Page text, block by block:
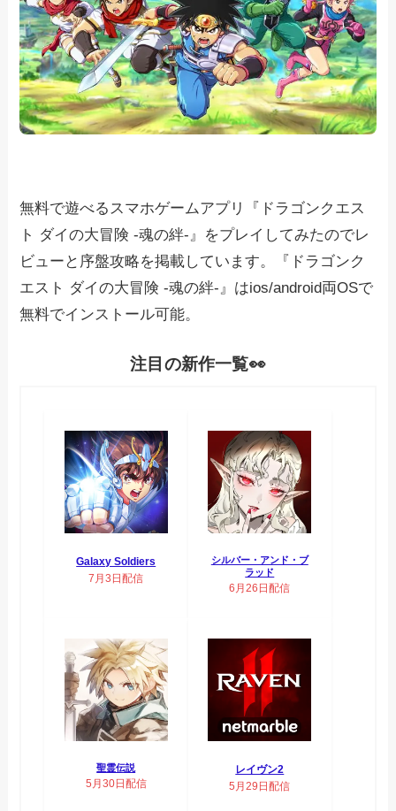
無料で遊べるスマホゲームアプリ『ドラゴンクエス
ト ダイの大冒険 -魂の絆-』をプレイしてみたのでレ
ビューと序盤攻略を掲載しています。『ドラゴンク
エスト ダイの大冒険 -魂の絆-』はios/android両OSで
無料でインストール可能。
注目の新作一覧👀
Galaxy Soldiers
7月3日配信
シルバー・アンド・ブ
ラッド
6月26日配信
聖霊伝説
5月30日配信
レイヴン2
5月29日配信